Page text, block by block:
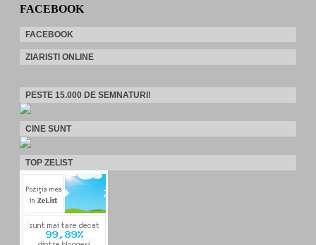
FACEBOOK
FACEBOOK
ZIARISTI ONLINE
PESTE 15.000 DE SEMNATURI!
CINE SUNT
TOP ZELIST